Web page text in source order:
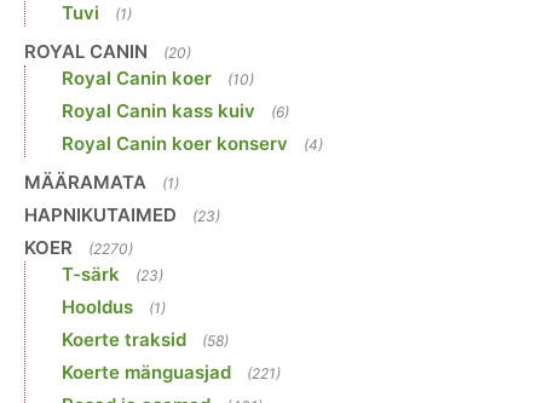
Tuvi (1)
ROYAL CANIN (20)
Royal Canin koer (10)
Royal Canin kass kuiv (6)
Royal Canin koer konserv (4)
MÄÄRAMATA (1)
HAPNIKUTAIMED (23)
KOER (2270)
T-särk (23)
Hooldus (1)
Koerte traksid (58)
Koerte mänguasjad (221)